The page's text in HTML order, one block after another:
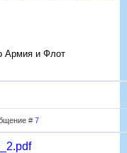
Армия и Флот
# 7